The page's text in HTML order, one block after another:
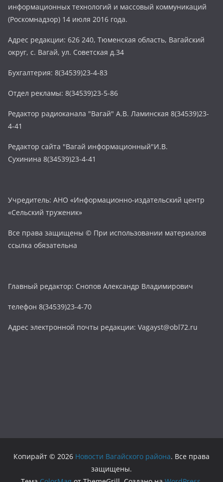
информационных технологий и массовый коммуникаций
(Роскомнадзор) 14 июля 2016 года.
Адрес редакции: 626 240, Тюменская область, Вагайский
округ, с. Вагай, ул. Советская д.34
Бухгалтерия: 8(34539)23-4-83
Отдел рекламы: 8(34539)23-5-86
Редактор радиоканала "Вагай" А.В. Ламинская 8(34539)23-
4-41
Редактор сайта "Вагай информационный"И.В.
Сухинина 8(34539)23-4-41
Учредитель: АНО «Информационно-издательский центр
«Сельский труженик»
Все права защищены © При использовании материалов
ссылка обязательна
Главный редактор: Снопов Александр Владимирович
телефон 8(34539)23-4-70
Адрес электронной почты редакции: Vagayst@obl72.ru
Копирайт © 2026 Новости Вагайского района. Все права
защищены.